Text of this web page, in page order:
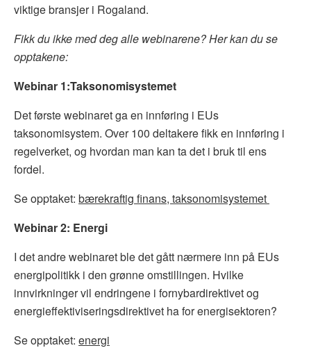
viktige bransjer i Rogaland.
Fikk du ikke med deg alle webinarene? Her kan du se
opptakene:
Webinar 1:Taksonomisystemet
Det første webinaret ga en innføring i EUs
taksonomisystem. Over 100 deltakere fikk en innføring i
regelverket, og hvordan man kan ta det i bruk til ens
fordel.
Se opptaket: bærekraftig finans, taksonomisystemet
Webinar 2: Energi
I det andre webinaret ble det gått nærmere inn på EUs
energipolitikk i den grønne omstillingen. Hvilke
innvirkninger vil endringene i fornybardirektivet og
energieffektiviseringsdirektivet ha for energisektoren?
Se opptaket: energi